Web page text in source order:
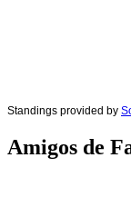
Standings provided by
Amigos de